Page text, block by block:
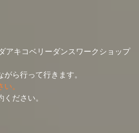
アキコベリーダンスワークショップ
ら行って行きます。
。
ださい。